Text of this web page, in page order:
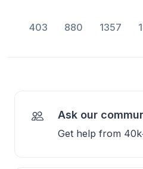
403 880 1357
Ask our
Get help from